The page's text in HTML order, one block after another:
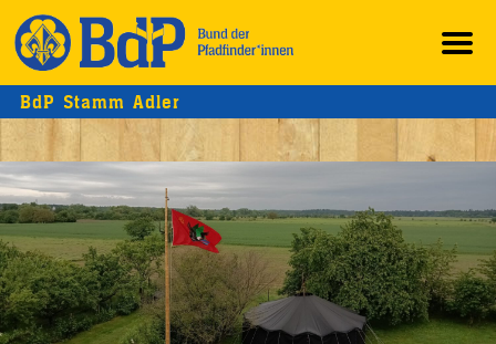
BdP Stamm Adler